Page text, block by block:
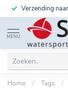
Verzending
MENU
Home / Tags /